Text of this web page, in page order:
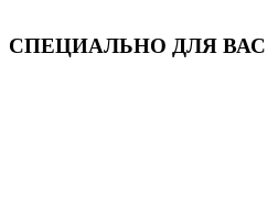
СПЕЦИАЛЬНО ДЛЯ ВАС